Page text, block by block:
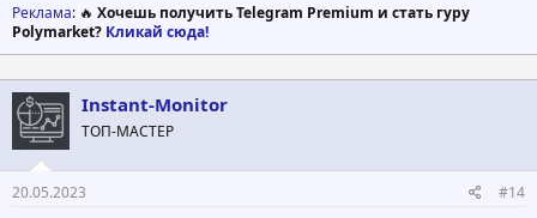
Реклама: 🔥 Хочешь получить Telegram Premium и стать гуру
Polymarket? Кликай сюда!
Instant-Monitor
ТОП-МАСТЕР
20.05.2023 #14